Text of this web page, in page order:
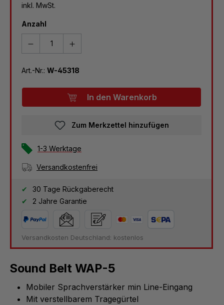
inkl. MwSt.
Anzahl
Art.-Nr.: W-45318
In den Warenkorb
Zum Merkzettel hinzufügen
1-3 Werktage
Versandkostenfrei
30 Tage Rückgaberecht
2 Jahre Garantie
Versandkosten Deutschland: kostenlos
Sound Belt WAP-5
Mobiler Sprachverstärker min Line-Eingang
Mit verstellbarem Tragegürtel